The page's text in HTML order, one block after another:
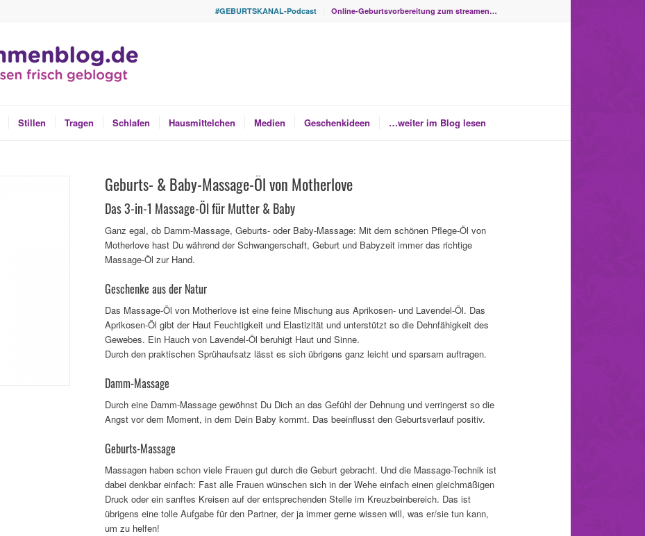
#GEBURTSKANAL-Podcast Online-Geburtsvorbereitung zum streamen…
Stillen Tragen Schlafen Hausmittelchen Medien Geschenkideen …weiter im Blog lesen
Geburts- & Baby-Massage-Öl von Motherlove
Das 3-in-1 Massage-Öl für Mutter & Baby
Ganz egal, ob Damm-Massage, Geburts- oder Baby-Massage: Mit dem schönen Pflege-Öl von
Motherlove hast Du während der Schwangerschaft, Geburt und Babyzeit immer das richtige
Massage-Öl zur Hand.
Geschenke aus der Natur
Das Massage-Öl von Motherlove ist eine feine Mischung aus Aprikosen- und Lavendel-Öl. Das
Aprikosen-Öl gibt der Haut Feuchtigkeit und Elastizität und unterstützt so die Dehnfähigkeit des
Gewebes. Ein Hauch von Lavendel-Öl beruhigt Haut und Sinne.
Durch den praktischen Sprühaufsatz lässt es sich übrigens ganz leicht und sparsam auftragen.
Damm-Massage
Durch eine Damm-Massage gewöhnst Du Dich an das Gefühl der Dehnung und verringerst so die
Angst vor dem Moment, in dem Dein Baby kommt. Das beeinflusst den Geburtsverlauf positiv.
Geburts-Massage
Massagen haben schon viele Frauen gut durch die Geburt gebracht. Und die Massage-Technik ist
dabei denkbar einfach: Fast alle Frauen wünschen sich in der Wehe einfach einen gleichmäßigen
Druck oder ein sanftes Kreisen auf der entsprechenden Stelle im Kreuzbeinbereich. Das ist
übrigens eine tolle Aufgabe für den Partner, der ja immer gerne wissen will, was er/sie tun kann,
um zu helfen!